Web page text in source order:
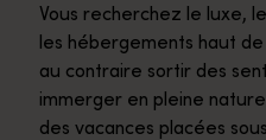
Vous recherchez le luxe,
les hébergements haut
au contraire sortir des
immerger en pleine
des vacances placées